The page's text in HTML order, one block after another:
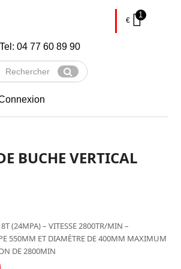
Tel: 04 77 60 89 90
Envoyer
€
1
BUCHE VERTICAL
8T (24MPA) – VITESSE 2800TR/MIN –
550MM ET DIAMÈTRE DE 400MM MAXIMUM
DE 2800MIN